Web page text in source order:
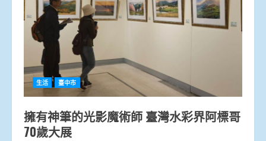
生活 臺中市
擁有神筆的光影魔術師 臺灣水彩界阿標哥
70歲大展